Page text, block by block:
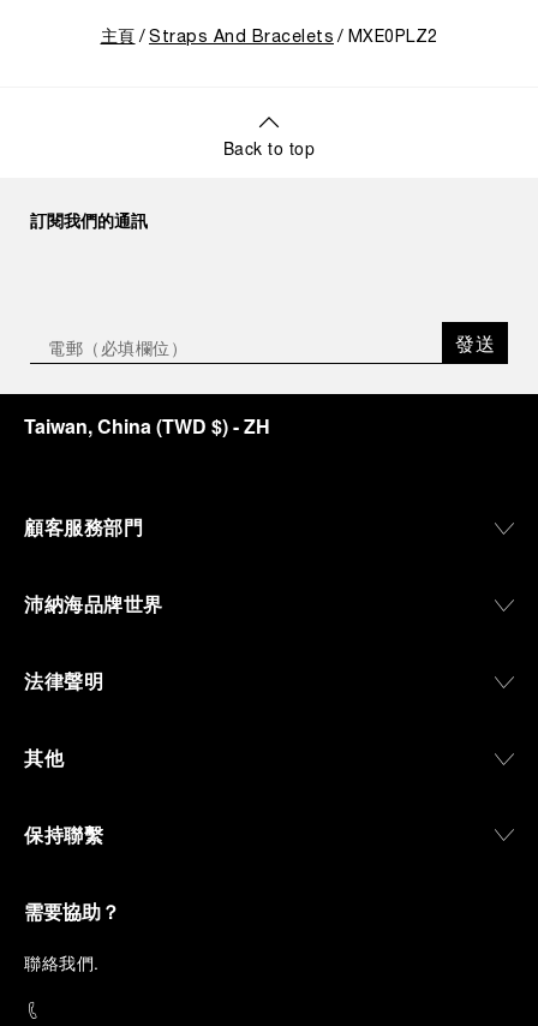
主頁 Straps And Bracelets MXE0PLZ2
Back to top
訂閱我們的通訊
發送
Taiwan, China(TWD $)- ZH
顧客服務部門
沛納海品牌世界
法律聲明
其他
保持聯繫
需要協助？
聯絡我們.